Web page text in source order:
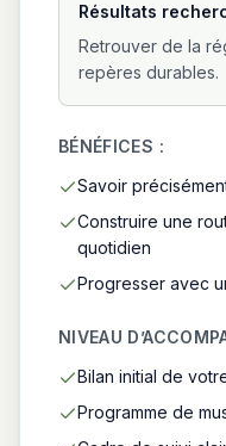
Résultats
Retrouver de la
repères durables.
BÉNÉFICES :
Savoir
Construire une
quotidien
Progresser avec
NIVEAU
Bilan initial de
Programme de